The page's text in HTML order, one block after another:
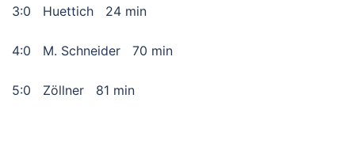
3:0 Huettich 24 min
4:0 M. Schneider 70 min
5:0 Zöllner 81 min